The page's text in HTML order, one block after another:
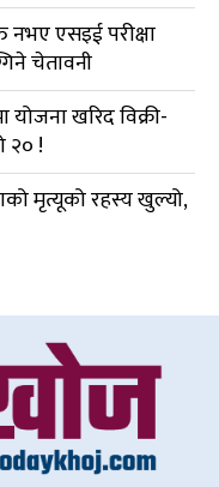
नभए एसइई परीक्षा
चेतावनी
खरिद विक्री-
२० !
मृत्यूको रहस्य खुल्यो,